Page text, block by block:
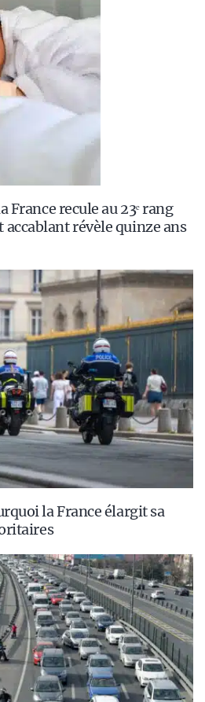
recule au 23ᵉ rang
révèle quinze ans
la France élargit sa